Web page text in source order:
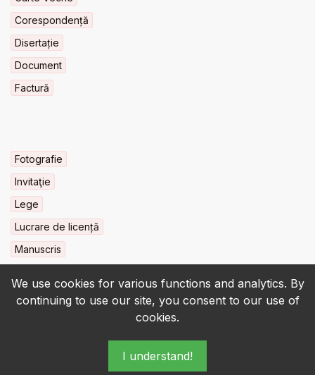
We use cookies for various functions and analytics. By
continuing to use our site, you consent to our use of
cookies.
I understand!
Corespondență
Disertație
Document
Factură
Fotografie
Invitaţie
Lege
Lucrare de licență
Manuscris
© 2022-2026 • BCU „Carol I” - All rights reserved.